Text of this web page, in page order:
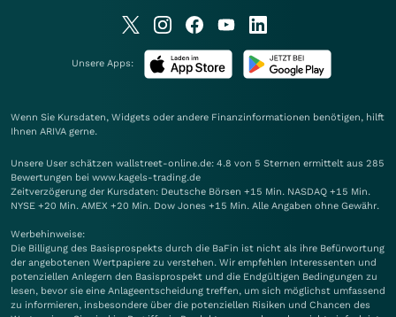
Unsere Apps:
Wenn Sie Kursdaten, Widgets oder andere Finanzinformationen benötigen, hilft
Ihnen ARIVA gerne.
Unsere User schätzen wallstreet-online.de: 4.8 von 5 Sternen ermittelt aus 285
Bewertungen bei www.kagels-trading.de
Zeitverzögerung der Kursdaten: Deutsche Börsen +15 Min. NASDAQ +15 Min.
NYSE +20 Min. AMEX +20 Min. Dow Jones +15 Min. Alle Angaben ohne Gewähr.
Werbehinweise:
Die Billigung des Basisprospekts durch die BaFin ist nicht als ihre Befürwortung
der angebotenen Wertpapiere zu verstehen. Wir empfehlen Interessenten und
potenziellen Anlegern den Basisprospekt und die Endgültigen Bedingungen zu
lesen, bevor sie eine Anlageentscheidung treffen, um sich möglichst umfassend
zu informieren, insbesondere über die potenziellen Risiken und Chancen des